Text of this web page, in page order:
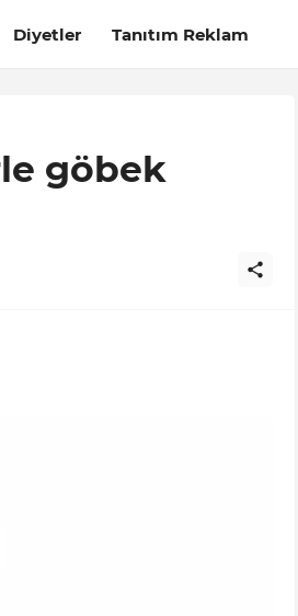
Diyetler Tanıtım Reklam
göbek